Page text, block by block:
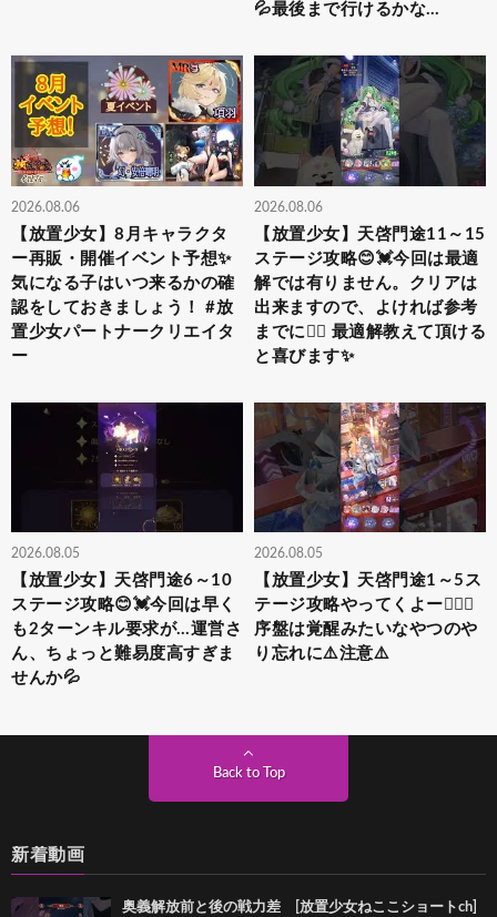
💦最後まで行けるかな…
2026.08.06
【放置少女】8月キャラクタ
ー再販・開催イベント予想✨
気になる子はいつ来るかの確
認をしておきましょう！ #放
置少女パートナークリエイタ
ー
2026.08.06
【放置少女】天啓門途11～15
ステージ攻略😊💓今回は最適
解では有りません。クリアは
出来ますので、よければ参考
までに🙇‍♀️ 最適解教えて頂ける
と喜びます✨
2026.08.05
【放置少女】天啓門途6～10
ステージ攻略😊💓今回は早く
も2ターンキル要求が…運営さ
ん、ちょっと難易度高すぎま
せんか💦
2026.08.05
【放置少女】天啓門途1～5ス
テージ攻略やってくよー‎👍🏻🌟
序盤は覚醒みたいなやつのや
り忘れに⚠️注意⚠️
Back to Top
新着動画
奥義解放前と後の戦力差 [放置少女ねここショートch]